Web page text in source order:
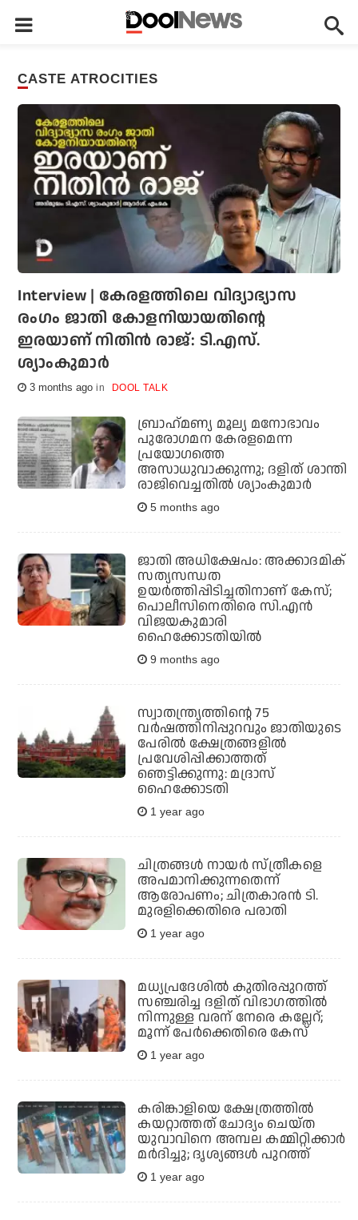
CASTE ATROCITIES
Interview | കേരളത്തിലെ വിദ്യാഭ്യാസ
രംഗം ജാതി കോളനിയായതിന്റെ
ഇരയാണ് നിതിന്‍ രാജ്: ടി.എസ്.
ശ്യാംകുമാര്‍
3 months ago DOOL TALK
ബ്രാഹ്‌മണ്യ മൂല്യ മനോഭാവം
പുരോഗമന കേരളമെന്ന
പ്രയോഗത്തെ
അസാധുവാക്കുന്നു; ദളിത് ശാന്തി
രാജിവെച്ചതില്‍ ശ്യാംകുമാര്‍
5 months ago
ജാതി അധിക്ഷേപം: അക്കാദമിക്
സത്യസന്ധത
ഉയര്‍ത്തിപ്പിടിച്ചതിനാണ് കേസ്;
പൊലീസിനെതിരെ സി.എന്‍
വിജയകുമാരി
ഹൈക്കോടതിയില്‍
9 months ago
സ്വാതന്ത്ര്യത്തിന്റെ 75
വർഷത്തിനിപ്പുറവും ജാതിയുടെ
പേരിൽ ക്ഷേത്രങ്ങളിൽ
പ്രവേശിപ്പിക്കാത്തത്
ഞെട്ടിക്കുന്നു: മദ്രാസ്
ഹൈക്കോടതി
1 year ago
ചിത്രങ്ങൾ നായർ സ്ത്രീകളെ
അപമാനിക്കുന്നതെന്ന്
ആരോപണം; ചിത്രകാരൻ ടി.
മുരളിക്കെതിരെ പരാതി
1 year ago
മധ്യപ്രദേശില്‍ കുതിരപ്പുറത്ത്
സഞ്ചരിച്ച ദളിത് വിഭാഗത്തില്‍
നിന്നുള്ള വരന് നേരെ കല്ലേറ്;
മൂന്ന് പേര്‍ക്കെതിരെ കേസ്
1 year ago
കരിങ്കാളിയെ ക്ഷേത്രത്തില്‍
കയറ്റാത്തത് ചോദ്യം ചെയ്ത
യുവാവിനെ അമ്പല കമ്മിറ്റിക്കാര്‍
മര്‍ദിച്ചു; ദൃശ്യങ്ങള്‍ പുറത്ത്
1 year ago